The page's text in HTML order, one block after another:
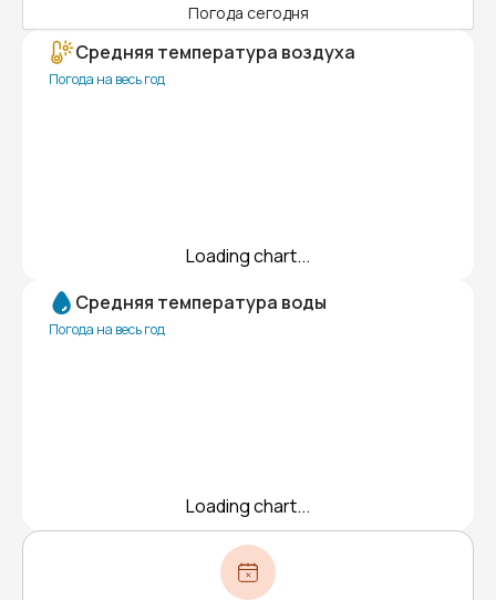
Погода сегодня
Средняя температура воздуха
Погода на весь год
Loading chart...
Средняя температура воды
Погода на весь год
Loading chart...